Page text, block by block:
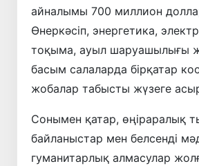
айналымы 700 миллион
Өнеркәсіп, энергетика,
тоқыма, ауыл шаруашылығы
басым салаларда бірқатар
жобалар табысты жүзеге
Сонымен қатар, өңіраралық
байланыстар мен белсенді
гуманитарлық алмасулар